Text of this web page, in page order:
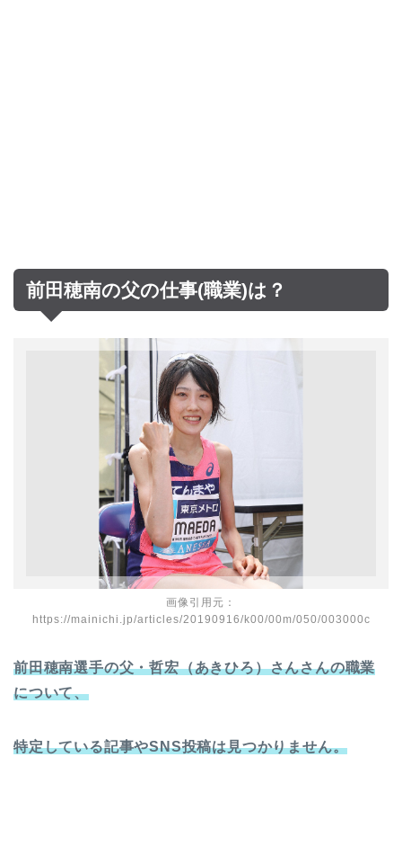
前田穂南の父の仕事(職業)は？
画像引用元：
https://mainichi.jp/articles/20190916/k00/00m/050/003000c
前田穂南選手の父・哲宏（あきひろ）さんさんの職業
について、
特定している記事やSNS投稿は見つかりません。